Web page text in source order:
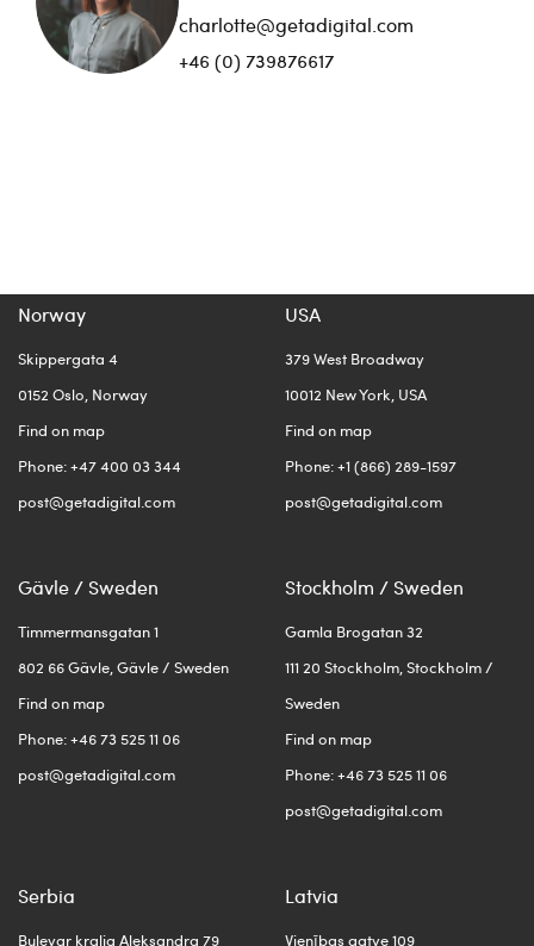
charlotte@getadigital.com
+46 (0) 739876617
Norway
Skippergata 4
0152 Oslo, Norway
Find on map
Phone: +47 400 03 344
post@getadigital.com
USA
379 West Broadway
10012 New York, USA
Find on map
Phone: +1 (866) 289-1597
post@getadigital.com
Gävle / Sweden
Timmermansgatan 1
802 66 Gävle, Gävle / Sweden
Find on map
Phone: +46 73 525 11 06
post@getadigital.com
Stockholm / Sweden
Gamla Brogatan 32
111 20 Stockholm, Stockholm /
Sweden
Find on map
Phone: +46 73 525 11 06
post@getadigital.com
Serbia
Bulevar kralja Aleksandra 79
Latvia
Vienības gatve 109